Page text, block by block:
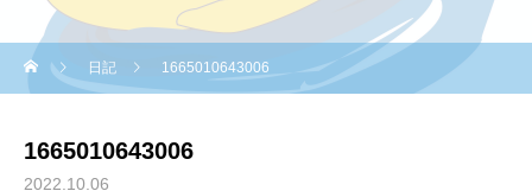
日記 1665010643006
1665010643006
2022.10.06